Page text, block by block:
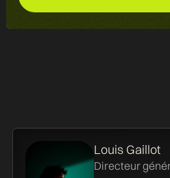
Louis Gaillot
Directeur